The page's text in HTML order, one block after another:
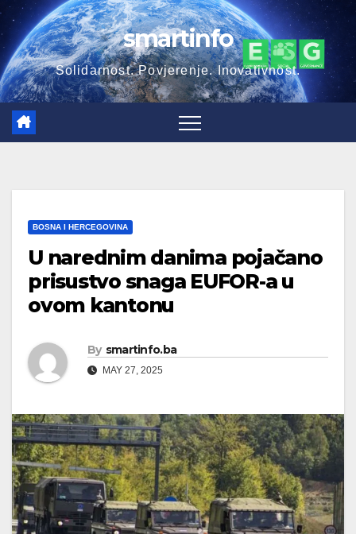
Skip
to
content
smartinfo
Solidarnost. Povjerenje. Inovativnost.
BOSNA I HERCEGOVINA
U narednim danima pojačano
prisustvo snaga EUFOR-a u
ovom kantonu
By smartinfo.ba
MAY 27, 2025